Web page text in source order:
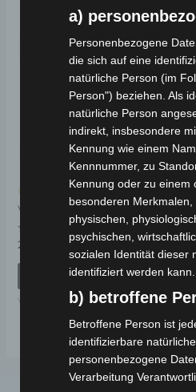
Kostenloser Versand
VS1 SEITENSTÄNDER
Bewertet
0
29,00
IN DEN WARENKORB
VS1
a)
Personenbezogene
die sich auf eine
natürliche Person (im
Person") beziehen. Als
natürliche Person
indirekt, insbesondere
Kennung wie einem
Kennnummer, zu
Kennung oder zu einem
besonderen
physischen,
psychischen,
sozialen Identität dieser
identifiziert werden kann.
b) betroffene
Betroffene Person ist
identifizierbare
personenbezogene
Verarbeitung